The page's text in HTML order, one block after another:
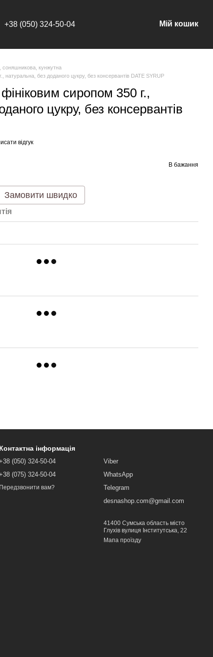
+38 (050) 324-50-04 Мій кошик
соняшникова, кунжутна
натуральна, без доданого цукру, без консервантів DATE SYRUP
сиропом 350 г.,
цукру, без консервантів
відгук
В бажання
Замовити швидко
Контактна інформація
(050) 324-50-04
(075) 324-50-04
Передзвонити вам?
Viber
WhatsApp
Telegram
desnashop.com@gmail.com
41400 Сумська область місто
Глухів вулиця Інститутська, 22
Мапа проїзду